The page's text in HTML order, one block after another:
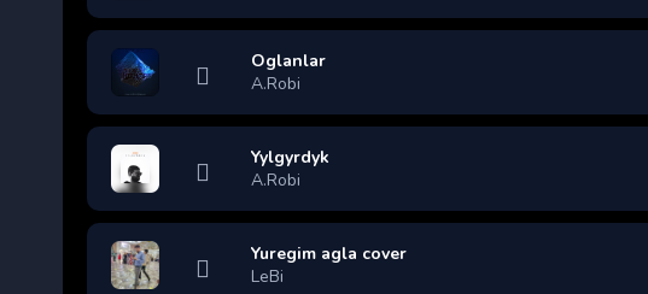
Oglanlar
A.Robi
Yylgyrdyk
A.Robi
Yuregim agla cover
LeBi